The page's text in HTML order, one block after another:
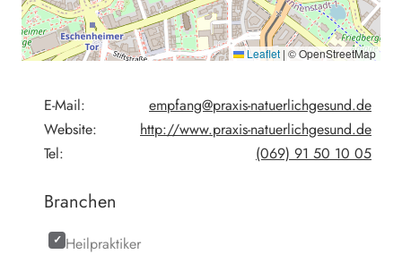
Leaflet | © OpenStreetMap
E-Mail:
empfang@praxis-natuerlichgesund.de
Website:
http://www.praxis-natuerlichgesund.de
Tel:
(069) 91 50 10 05
Branchen
Heilpraktiker